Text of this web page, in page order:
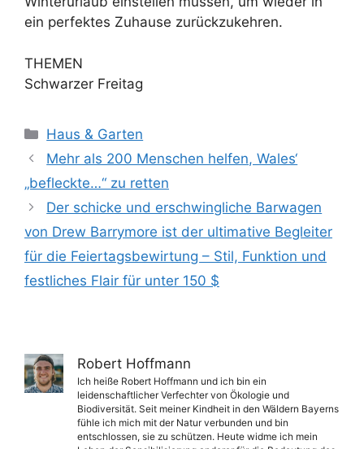
ein perfektes Zuhause zurückzukehren.
THEMEN
Schwarzer Freitag
Kategorien
Haus & Garten
Mehr als 200 Menschen helfen, Wales‘
„befleckte…“ zu retten
Der schicke und erschwingliche Barwagen
von Drew Barrymore ist der ultimative Begleiter
für die Feiertagsbewirtung – Stil, Funktion und
festliches Flair für unter 150 $
Robert Hoffmann
Ich heiße Robert Hoffmann und ich bin ein
leidenschaftlicher Verfechter von Ökologie und
Biodiversität. Seit meiner Kindheit in den Wäldern Bayerns
fühle ich mich mit der Natur verbunden und bin
entschlossen, sie zu schützen. Heute widme ich mein